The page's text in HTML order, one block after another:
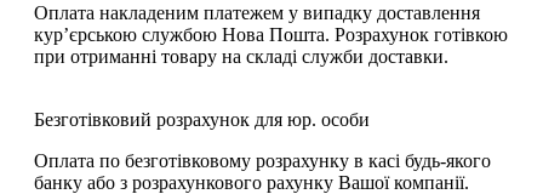
Оплата накладеним платежем у випадку доставлення
кур’єрською службою Нова Пошта. Розрахунок готівкою
при отриманні товару на складі служби доставки.
Безготівковий розрахунок для юр. особи
Оплата по безготівковому розрахунку в касі будь-якого
банку або з розрахункового рахунку Вашої компанії.